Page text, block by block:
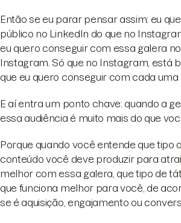
Então se eu parar pensar assim: eu
público no LinkedIn do que no
eu quero conseguir com essa galera
Instagram. Só que no Instagram, está
que eu quero conseguir com cada
E aí entra um ponto chave: quando a
essa audiência é muito mais do que
Porque quando você entende que tipo
conteúdo você deve produzir para
melhor com essa galera, que tipo de
que funciona melhor para você, de
se é aquisição, engajamento ou